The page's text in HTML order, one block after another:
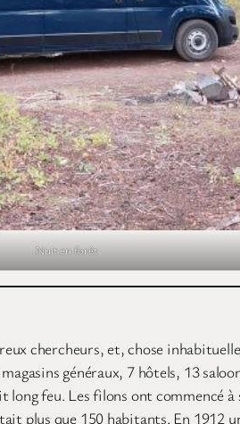
Nuit en forêt
chercheurs, et, chose
généraux, 7 hôtels, 13
feu. Les filons ont commencé
plus que 150 habitants. En 1912